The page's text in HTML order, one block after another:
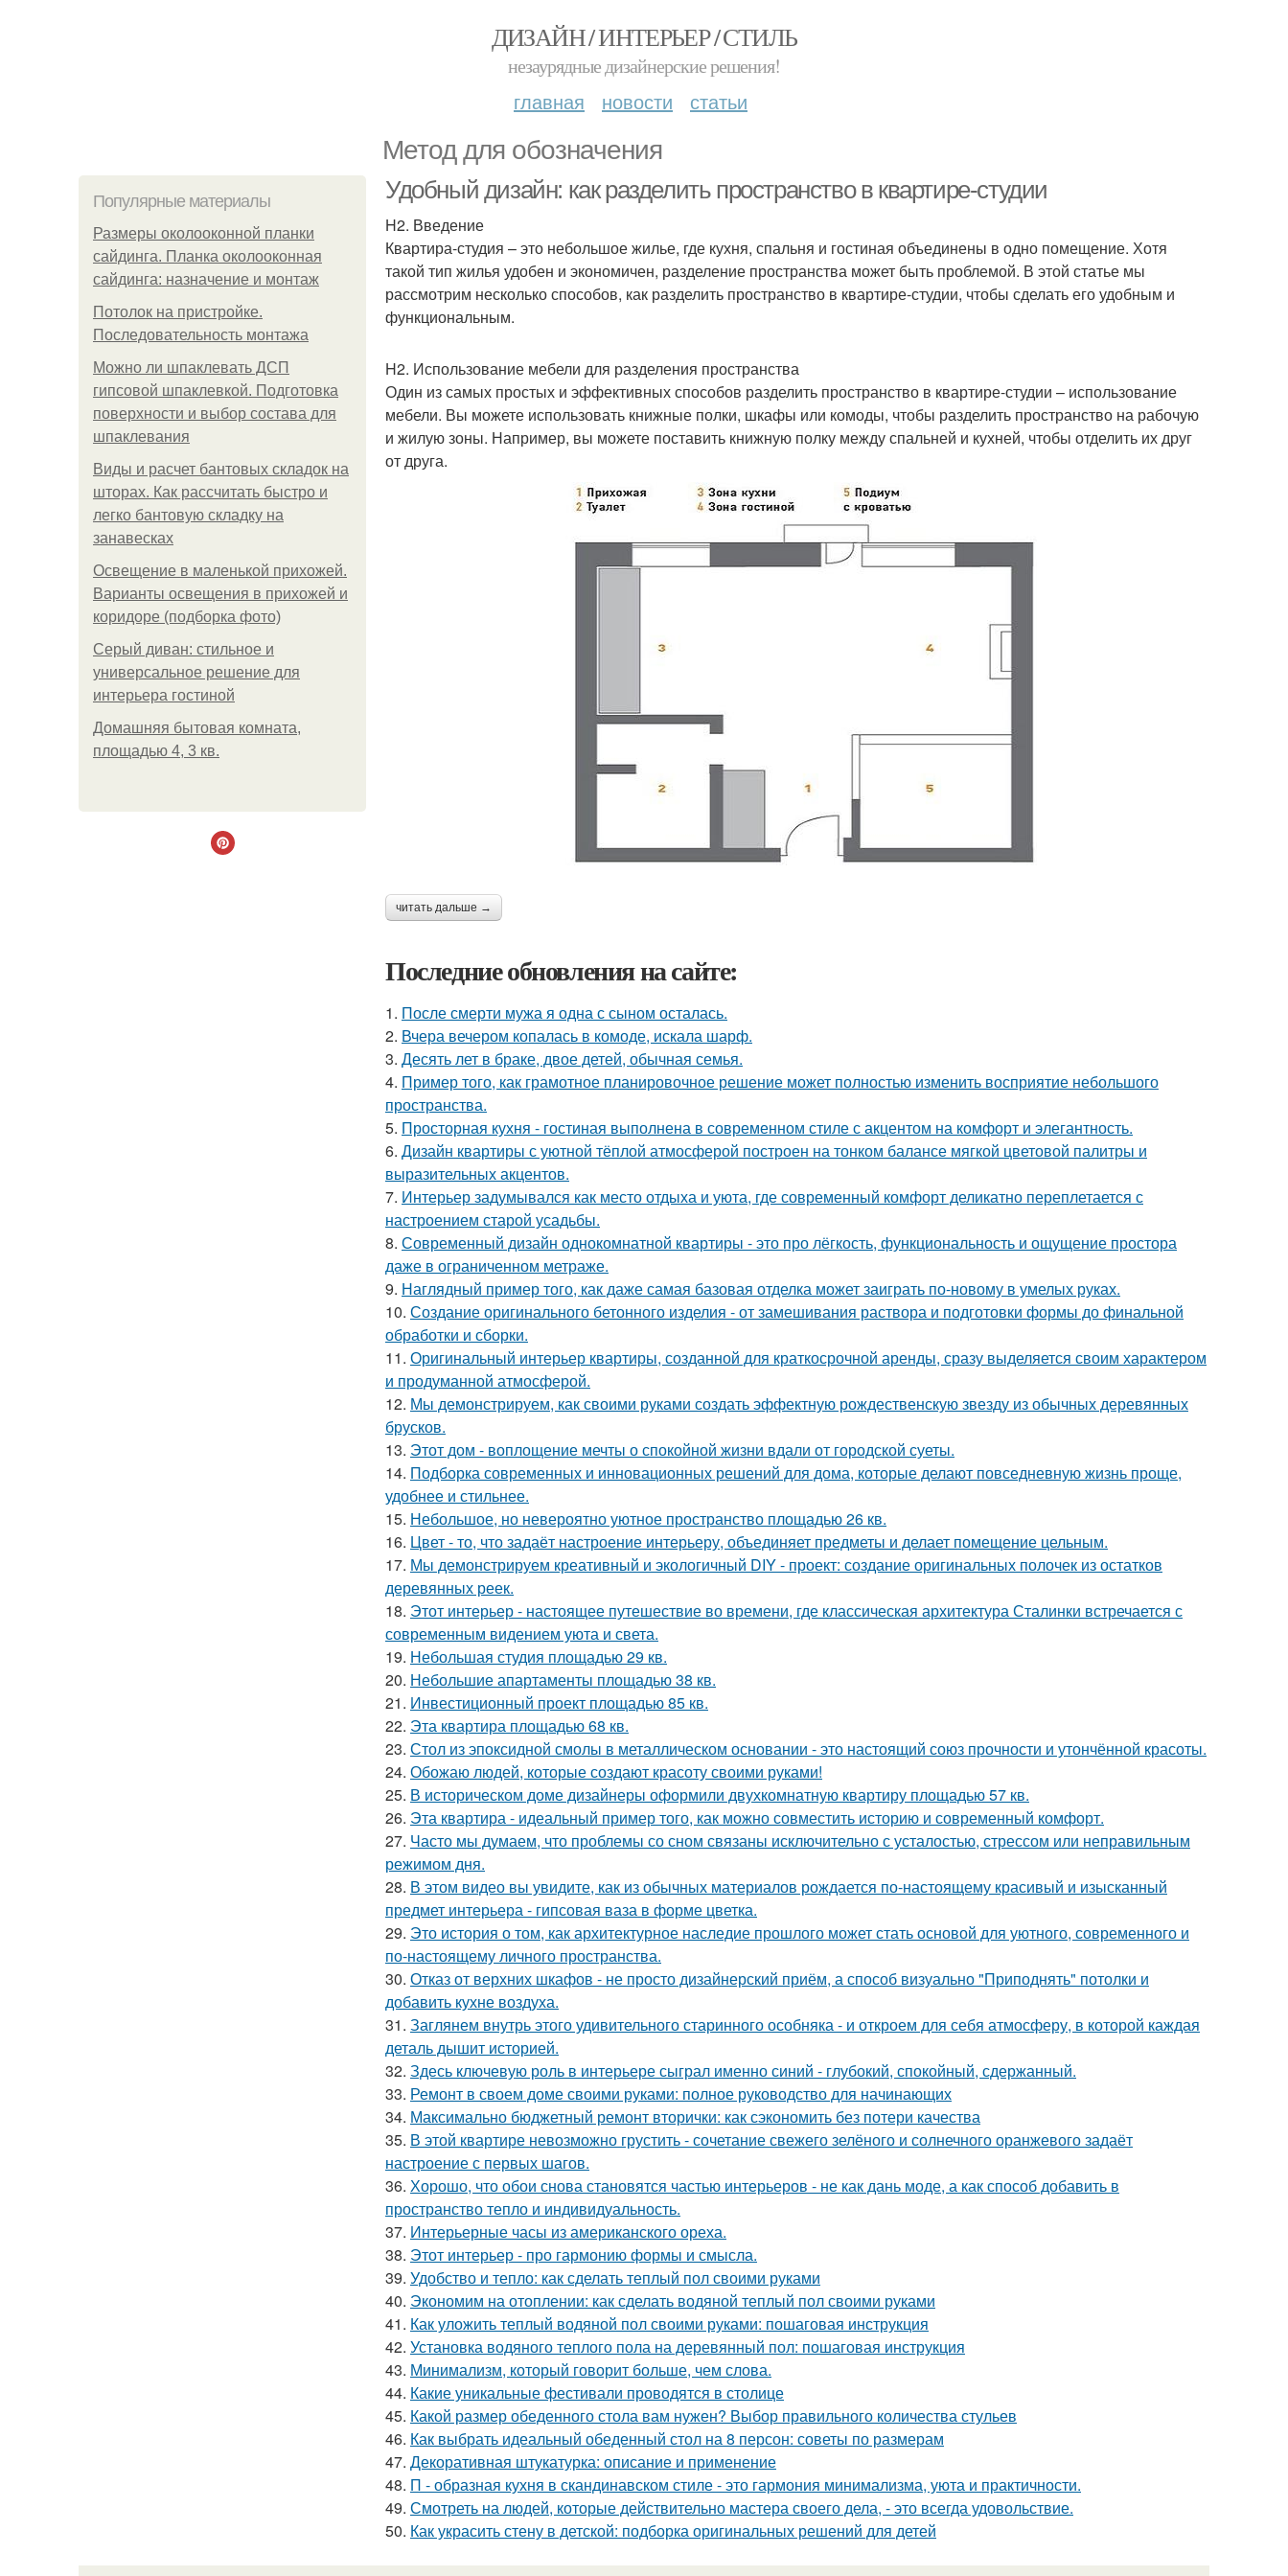
ДИЗАЙН / ИНТЕРЬЕР / СТИЛЬ
незаурядные дизайнерские решения!
главная новости статьи
Метод для обозначения
Популярные материалы
Размеры околооконной планки
сайдинга. Планка околооконная
сайдинга: назначение и монтаж
Потолок на пристройке.
Последовательность монтажа
Можно ли шпаклевать ДСП
гипсовой шпаклевкой. Подготовка
поверхности и выбор состава для
шпаклевания
Виды и расчет бантовых складок на
шторах. Как рассчитать быстро и
легко бантовую складку на
занавесках
Освещение в маленькой прихожей.
Варианты освещения в прихожей и
коридоре (подборка фото)
Серый диван: стильное и
универсальное решение для
интерьера гостиной
Домашняя бытовая комната,
площадью 4, 3 кв.
Удобный дизайн: как разделить пространство в квартире-студии
H2. Введение
Квартира-студия – это небольшое жилье, где кухня, спальня и гостиная объединены в одно помещение. Хотя
такой тип жилья удобен и экономичен, разделение пространства может быть проблемой. В этой статье мы
рассмотрим несколько способов, как разделить пространство в квартире-студии, чтобы сделать его удобным и
функциональным.
H2. Использование мебели для разделения пространства
Один из самых простых и эффективных способов разделить пространство в квартире-студии – использование
мебели. Вы можете использовать книжные полки, шкафы или комоды, чтобы разделить пространство на рабочую
и жилую зоны. Например, вы можете поставить книжную полку между спальней и кухней, чтобы отделить их друг
от друга.
читать дальше →
Последние обновления на сайте:
1. После смерти мужа я одна с сыном осталась.
2. Вчера вечером копалась в комоде, искала шарф.
3. Десять лет в браке, двое детей, обычная семья.
4. Пример того, как грамотное планировочное решение может полностью изменить восприятие небольшого
пространства.
5. Просторная кухня - гостиная выполнена в современном стиле с акцентом на комфорт и элегантность.
6. Дизайн квартиры с уютной тёплой атмосферой построен на тонком балансе мягкой цветовой палитры и
выразительных акцентов.
7. Интерьер задумывался как место отдыха и уюта, где современный комфорт деликатно переплетается с
настроением старой усадьбы.
8. Современный дизайн однокомнатной квартиры - это про лёгкость, функциональность и ощущение простора
даже в ограниченном метраже.
9. Наглядный пример того, как даже самая базовая отделка может заиграть по-новому в умелых руках.
10. Создание оригинального бетонного изделия - от замешивания раствора и подготовки формы до финальной
обработки и сборки.
11. Оригинальный интерьер квартиры, созданной для краткосрочной аренды, сразу выделяется своим характером
и продуманной атмосферой.
12. Мы демонстрируем, как своими руками создать эффектную рождественскую звезду из обычных деревянных
брусков.
13. Этот дом - воплощение мечты о спокойной жизни вдали от городской суеты.
14. Подборка современных и инновационных решений для дома, которые делают повседневную жизнь проще,
удобнее и стильнее.
15. Небольшое, но невероятно уютное пространство площадью 26 кв.
16. Цвет - то, что задаёт настроение интерьеру, объединяет предметы и делает помещение цельным.
17. Мы демонстрируем креативный и экологичный DIY - проект: создание оригинальных полочек из остатков
деревянных реек.
18. Этот интерьер - настоящее путешествие во времени, где классическая архитектура Сталинки встречается с
современным видением уюта и света.
19. Небольшая студия площадью 29 кв.
20. Небольшие апартаменты площадью 38 кв.
21. Инвестиционный проект площадью 85 кв.
22. Эта квартира площадью 68 кв.
23. Стол из эпоксидной смолы в металлическом основании - это настоящий союз прочности и утончённой красоты.
24. Обожаю людей, которые создают красоту своими руками!
25. В историческом доме дизайнеры оформили двухкомнатную квартиру площадью 57 кв.
26. Эта квартира - идеальный пример того, как можно совместить историю и современный комфорт.
27. Часто мы думаем, что проблемы со сном связаны исключительно с усталостью, стрессом или неправильным
режимом дня.
28. В этом видео вы увидите, как из обычных материалов рождается по-настоящему красивый и изысканный
предмет интерьера - гипсовая ваза в форме цветка.
29. Это история о том, как архитектурное наследие прошлого может стать основой для уютного, современного и
по-настоящему личного пространства.
30. Отказ от верхних шкафов - не просто дизайнерский приём, а способ визуально "Приподнять" потолки и
добавить кухне воздуха.
31. Заглянем внутрь этого удивительного старинного особняка - и откроем для себя атмосферу, в которой каждая
деталь дышит историей.
32. Здесь ключевую роль в интерьере сыграл именно синий - глубокий, спокойный, сдержанный.
33. Ремонт в своем доме своими руками: полное руководство для начинающих
34. Максимально бюджетный ремонт вторички: как сэкономить без потери качества
35. В этой квартире невозможно грустить - сочетание свежего зелёного и солнечного оранжевого задаёт
настроение с первых шагов.
36. Хорошо, что обои снова становятся частью интерьеров - не как дань моде, а как способ добавить в
пространство тепло и индивидуальность.
37. Интерьерные часы из американского ореха.
38. Этот интерьер - про гармонию формы и смысла.
39. Удобство и тепло: как сделать теплый пол своими руками
40. Экономим на отоплении: как сделать водяной теплый пол своими руками
41. Как уложить теплый водяной пол своими руками: пошаговая инструкция
42. Установка водяного теплого пола на деревянный пол: пошаговая инструкция
43. Минимализм, который говорит больше, чем слова.
44. Какие уникальные фестивали проводятся в столице
45. Какой размер обеденного стола вам нужен? Выбор правильного количества стульев
46. Как выбрать идеальный обеденный стол на 8 персон: советы по размерам
47. Декоративная штукатурка: описание и применение
48. П - образная кухня в скандинавском стиле - это гармония минимализма, уюта и практичности.
49. Смотреть на людей, которые действительно мастера своего дела, - это всегда удовольствие.
50. Как украсить стену в детской: подборка оригинальных решений для детей